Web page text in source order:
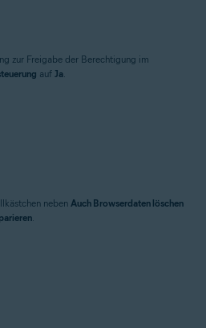
zur Freigabe der Berechtigung im
auf Ja.
neben Auch Browserdaten löschen
.